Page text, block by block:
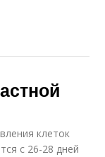
клеток
с 26-28 дней